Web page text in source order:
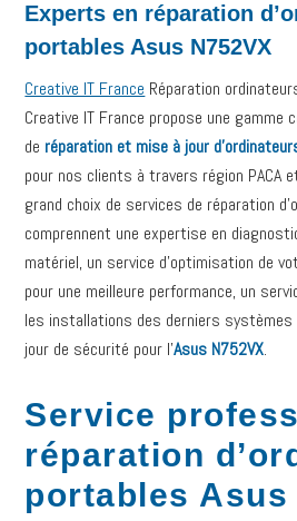
Experts en réparation
portables Asus N752VX
Creative IT France Réparation
Creative IT France propose une gamme
de réparation et mise à jour
pour nos clients à travers région PACA
grand choix de services de réparation
comprennent une expertise en
matériel, un service d’optimisation de
pour une meilleure performance, un
les installations des derniers systèmes
jour de sécurité pour l’Asus N752VX.
Service
réparation
portables Asus